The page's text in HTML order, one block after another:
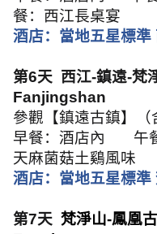
餐：西江長桌宴
酒店：當地五星標
第6天 西江-鎮遠-梵
Fanjingshan
參觀【鎮遠古鎮】（
早餐：酒店內
午
天麻菌菇土鷄風味
酒店：當地五星標
第7天 梵淨山-鳳凰